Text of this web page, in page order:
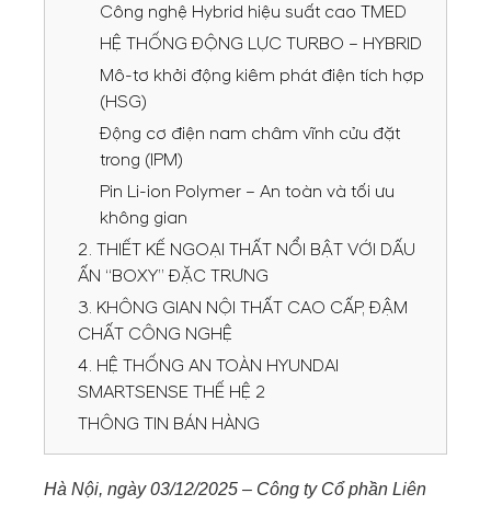
Công nghệ Hybrid hiệu suất cao TMED
HỆ THỐNG ĐỘNG LỰC TURBO – HYBRID
Mô-tơ khởi động kiêm phát điện tích hợp
(HSG)
Động cơ điện nam châm vĩnh cửu đặt
trong (IPM)
Pin Li-ion Polymer – An toàn và tối ưu
không gian
2. THIẾT KẾ NGOẠI THẤT NỔI BẬT VỚI DẤU
ẤN “BOXY” ĐẶC TRƯNG
3. KHÔNG GIAN NỘI THẤT CAO CẤP, ĐẬM
CHẤT CÔNG NGHỆ
4. HỆ THỐNG AN TOÀN HYUNDAI
SMARTSENSE THẾ HỆ 2
THÔNG TIN BÁN HÀNG
Hà Nội, ngày 03/12/2025 – Công ty Cổ phần Liên